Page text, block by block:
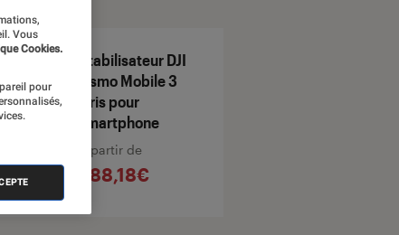
Stabilisateur DJI
Osmo Mobile 3
Gris pour
smartphone
À partir de
288,18€
Vous
Cookies.
pour